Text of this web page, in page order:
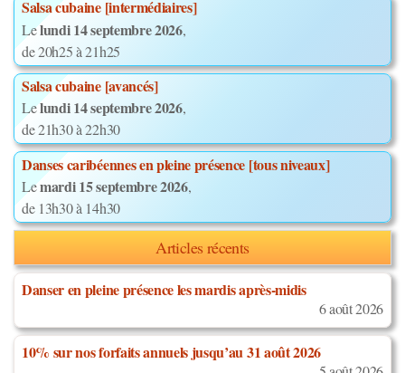
Salsa cubaine [intermédiaires]
Lelundi 14 septembre 2026,
de 20h25 à 21h25
Salsa cubaine [avancés]
Lelundi 14 septembre 2026,
de 21h30 à 22h30
Danses caribéennes en pleine présence [tous niveaux]
Lemardi 15 septembre 2026,
de 13h30 à 14h30
Articles récents
Danser en pleine présence les mardis après-midis
6 août 2026
10% sur nos forfaits annuels jusqu’au 31 août 2026